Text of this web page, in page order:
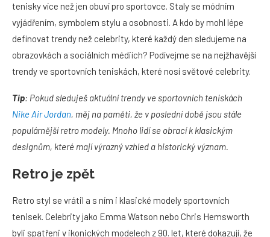
tenisky více než jen obuví pro sportovce. Staly se módním
vyjádřením, symbolem stylu a osobnosti. A kdo by mohl lépe
definovat trendy než celebrity, které každý den sledujeme na
obrazovkách a sociálních médiích? Podívejme se na nejžhavější
trendy ve sportovních teniskách, které nosí světové celebrity.
Tip: Pokud sleduješ aktuální trendy ve sportovních teniskách
Nike Air Jordan, měj na paměti, že v poslední době jsou stále
populárnější retro modely. Mnoho lidí se obrací k klasickým
designům, které mají výrazný vzhled a historický význam.
Retro je zpět
Retro styl se vrátil a s ním i klasické modely sportovních
tenisek. Celebrity jako Emma Watson nebo Chris Hemsworth
byli spatřeni v ikonických modelech z 90. let, které dokazují, že